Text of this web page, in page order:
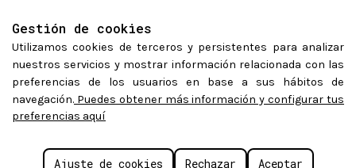
Gestión de cookies
Utilizamos cookies de terceros y persistentes para analizar
nuestros servicios y mostrar información relacionada con las
preferencias de los usuarios en base a sus hábitos de
navegación. Puedes obtener más información y configurar tus
preferencias aquí
Ajuste de cookies Rechazar Aceptar
Programación sujeta a cambios
Madrid Destino Cultura Turismo y Negocio S.A.
2026.